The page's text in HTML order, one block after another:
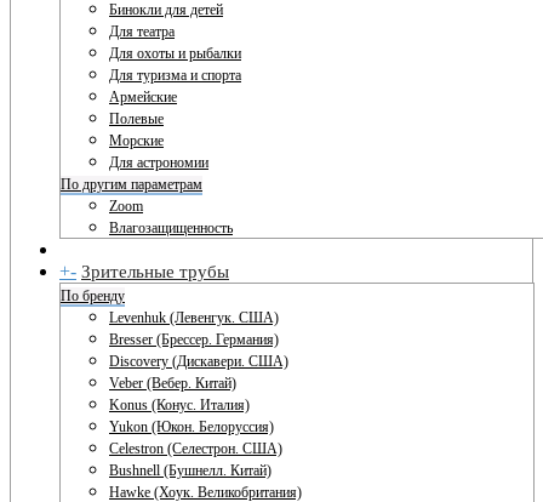
Бинокли для детей
Для театра
Для охоты и рыбалки
Для туризма и спорта
Армейские
Полевые
Морские
Для астрономии
По другим параметрам
Zoom
Влагозащищенность
+- Зрительные трубы
По бренду
Levenhuk (Левенгук. США)
Bresser (Брессер. Германия)
Discovery (Дискавери. США)
Veber (Вебер. Китай)
Konus (Конус. Италия)
Yukon (Юкон. Белоруссия)
Celestron (Селестрон. США)
Bushnell (Бушнелл. Китай)
Hawke (Хоук. Великобритания)